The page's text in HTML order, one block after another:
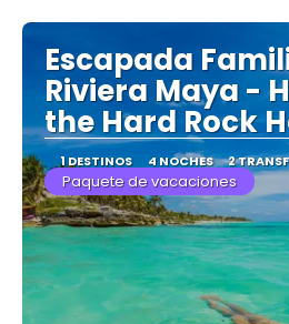
Escapada
Riviera Maya -
the Hard Rock
1 DESTINOS 4 NOCHES 2
Paquete de vacaciones